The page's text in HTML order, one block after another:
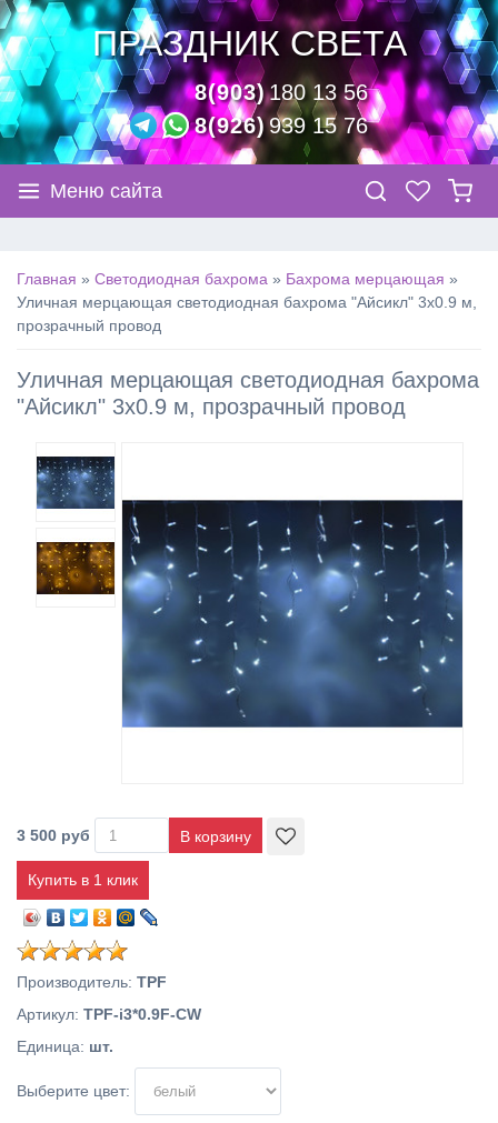
ПРАЗДНИК СВЕТА
8(903)180 13 56
8(926)939 15 76
Меню сайта
Главная » Светодиодная бахрома » Бахрома мерцающая »
Уличная мерцающая светодиодная бахрома "Айсикл" 3х0.9 м,
прозрачный провод
Уличная мерцающая светодиодная бахрома
"Айсикл" 3х0.9 м, прозрачный провод
3 500 руб
Купить в 1 клик
Производитель: TPF
Артикул: TPF-i3*0.9F-CW
Единица: шт.
Выберите цвет: